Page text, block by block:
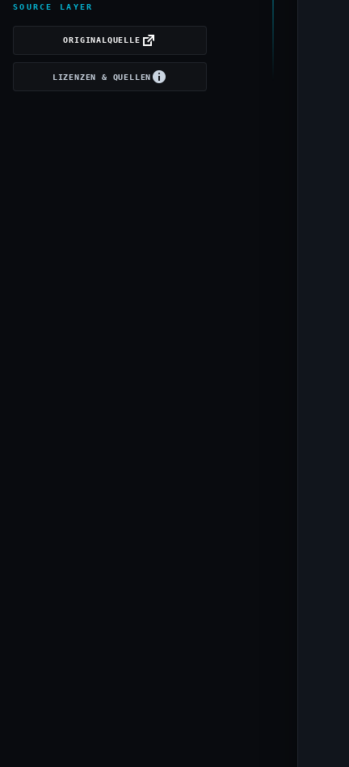
SOURCE LAYER
ORIGINALQUELLE
LIZENZEN & QUELLEN